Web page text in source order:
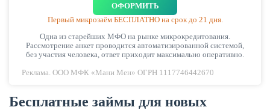
ОФОРМИТЬ
Первый микрозаём БЕСПЛАТНО на срок до 21 дня.
Одна из старейших МФО на рынке микрокредитования.
Рассмотрение анкет проводится автоматизированной системой,
без участия человека, ответ приходит максимально оперативно.
Реклама. ООО МФК «Мани Мен» ОГРН 1117746442670
Бесплатные займы для новых